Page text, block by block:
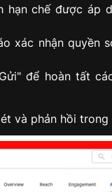
hạn chế được áp
xác nhận quyền
để hoàn tất
và phản hồi